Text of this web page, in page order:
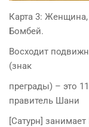
Карта 3: Женщина,
Бомбей.
Восходит
(знак
преграды) – это
правитель Шани
[Сатурн]